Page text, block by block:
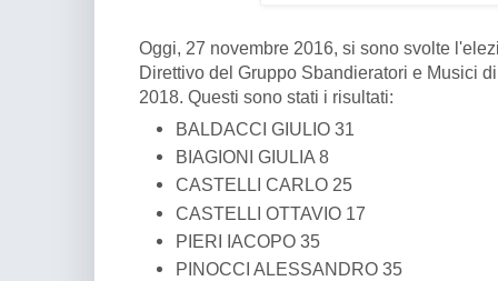
Oggi, 27 novembre 2016, si sono svolte
Direttivo del Gruppo Sbandieratori e Musici
2018. Questi sono stati i risultati:
BALDACCI GIULIO 31
BIAGIONI GIULIA 8
CASTELLI CARLO 25
CASTELLI OTTAVIO 17
PIERI IACOPO 35
PINOCCI ALESSANDRO 35